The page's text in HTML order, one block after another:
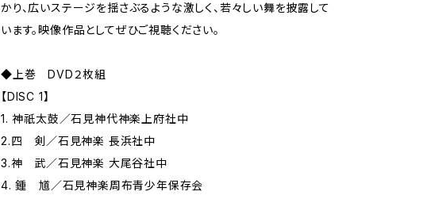
かり、広いステージを揺さぶるような激しく、若々しい舞を披露して
います。映像作品としてぜひご視聴ください。
◆上巻 DVD２枚組
【DISC 1】
1. 神祇太鼓／石見神代神楽上府社中
2.四 剣／石見神楽 長浜社中
3.神 武／石見神楽 大尾谷社中
4. 鍾 馗／石見神楽周布青少年保存会